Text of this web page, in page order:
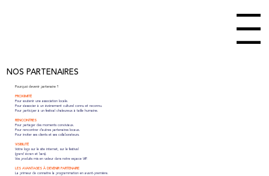
Menu
NOS PARTENAIRES
Pourquoi devenir partenaire ?
PROXIMITÉ
Pour soutenir une association locale.
Pour s'associer à un événement culturel connu et reconnu.
Pour participer à un festival chaleureux à taille humaine.
RENCONTRES
Pour partager des moments conviviaux.
Pour rencontrer d'autres partenaires locaux.
Pour inviter ses clients et ses collaborateurs.
VISIBILITÉ
Votre logo sur le site internet, sur le festival
(grand écran et bars).
Vos produits mis en valeur dans notre espace VIP.
LES AVANTAGES À DEVENIR PARTENAIRE
La primeur de connaitre la programmation en avant-première.